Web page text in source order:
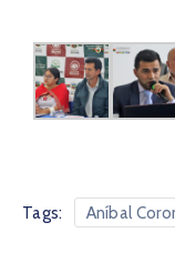
Tags: Aníbal